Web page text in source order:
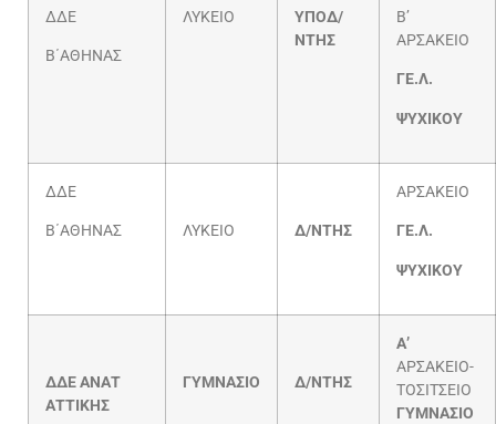
ΔΔΕ
Β΄ΑΘΗΝΑΣ
ΛΥΚΕΙΟ
ΥΠΟΔ/
ΝΤΗΣ
Β’
ΑΡΣΑΚΕΙΟ
ΓΕ.Λ.
ΨΥΧΙΚΟΥ
ΔΔΕ
Β΄ΑΘΗΝΑΣ ΛΥΚΕΙΟ Δ/ΝΤΗΣ
ΑΡΣΑΚΕΙΟ
ΓΕ.Λ.
ΨΥΧΙΚΟΥ
ΔΔΕ ΑΝΑΤ
ΑΤΤΙΚΗΣ
ΓΥΜΝΑΣΙΟ Δ/ΝΤΗΣ
Α’
ΑΡΣΑΚΕΙΟ-
ΤΟΣΙΤΣΕΙΟ
ΓΥΜΝΑΣΙΟ